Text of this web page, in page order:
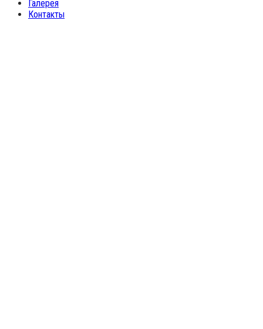
Галерея
Контакты